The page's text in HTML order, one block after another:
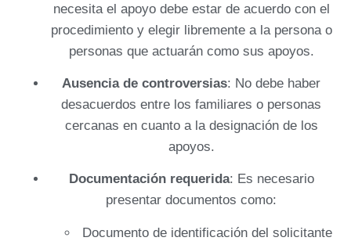
necesita el apoyo debe estar de acuerdo con el
procedimiento y elegir libremente a la persona o
personas que actuarán como sus apoyos.
Ausencia de controversias: No debe haber
desacuerdos entre los familiares o personas
cercanas en cuanto a la designación de los
apoyos.
Documentación requerida: Es necesario
presentar documentos como:
Documento de identificación del solicitante